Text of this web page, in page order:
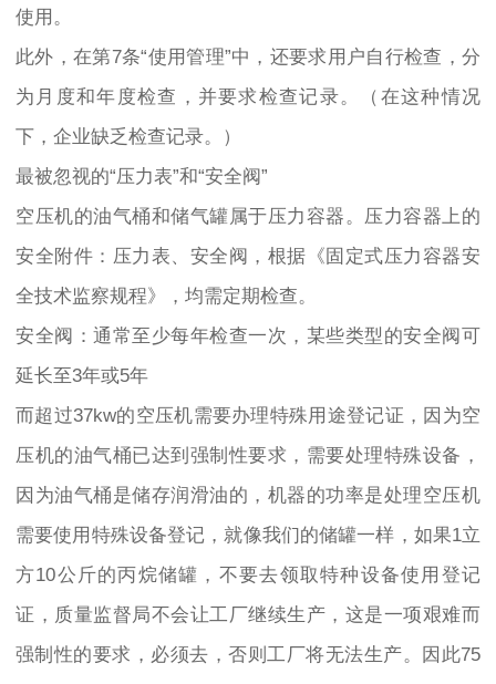
使用。
此外，在第7条“使用管理”中，还要求用户自行检查，分
为月度和年度检查，并要求检查记录。（在这种情况
下，企业缺乏检查记录。）
最被忽视的“压力表”和“安全阀”
空压机的油气桶和储气罐属于压力容器。压力容器上的
安全附件：压力表、安全阀，根据《固定式压力容器安
全技术监察规程》，均需定期检查。
安全阀：通常至少每年检查一次，某些类型的安全阀可
延长至3年或5年
而超过37kw的空压机需要办理特殊用途登记证，因为空
压机的油气桶已达到强制性要求，需要处理特殊设备，
因为油气桶是储存润滑油的，机器的功率是处理空压机
需要使用特殊设备登记，就像我们的储罐一样，如果1立
方10公斤的丙烷储罐，不要去领取特种设备使用登记
证，质量监督局不会让工厂继续生产，这是一项艰难而
强制性的要求，必须去，否则工厂将无法生产。因此75